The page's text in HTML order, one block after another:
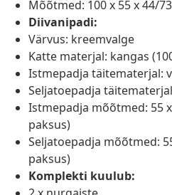
Mõõtmed: 100 x 55 x 44/
Diivanipadi:
Värvus: kreemvalge
Katte materjal: kangas
Istmepadja täitematerjal:
Seljatoepadja
Istmepadja mõõtmed: 55 x
paksus)
Seljatoepadja mõõtmed:
paksus)
Komplekti kuulub: